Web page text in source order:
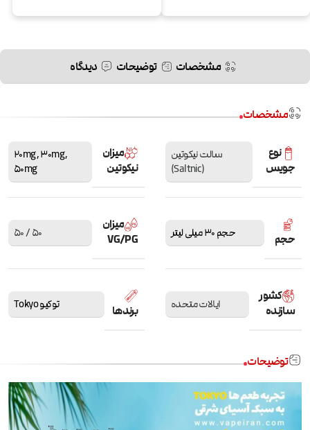
مشخصات توضیحات دیدگاه
مشخصات
نوع
جویس
سالت نیکوتین
(Saltnic)
میزان
نیکوتین
20mg,30mg,
50mg
حجم حجم 30 میلی لیتر
میزان
VG/PG
50 / 50
کشور
سازنده
ایالات متحده برندها توکیو Tokyo
توضیحات